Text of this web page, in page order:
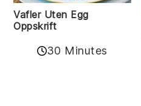
Vafler Uten Egg
Oppskrift
30 Minutes